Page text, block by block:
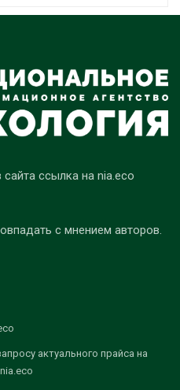
ссылка на nia.eco
с мнением авторов.
актуального прайса на